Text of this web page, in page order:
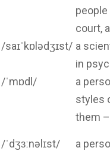
court,
/saɪˈkɒlədʒɪst/ a
in
/ˈmɒdl/
a
styles
them
/ˈdʒɜːnəlɪst/
a